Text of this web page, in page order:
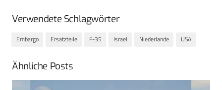
Verwendete Schlagwörter
Embargo Ersatzteile F-35 Israel Niederlande USA
Ähnliche Posts